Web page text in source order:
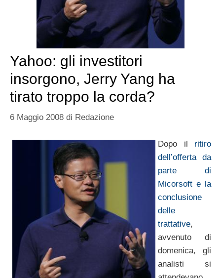
Yahoo: gli investitori
insorgono, Jerry Yang ha
tirato troppo la corda?
6 Maggio 2008 di Redazione
Dopo il ritiro
dell’offerta da
parte di
Micorsoft e la
conclusione
delle
trattative,
avvenuto di
domenica, gli
analisti si